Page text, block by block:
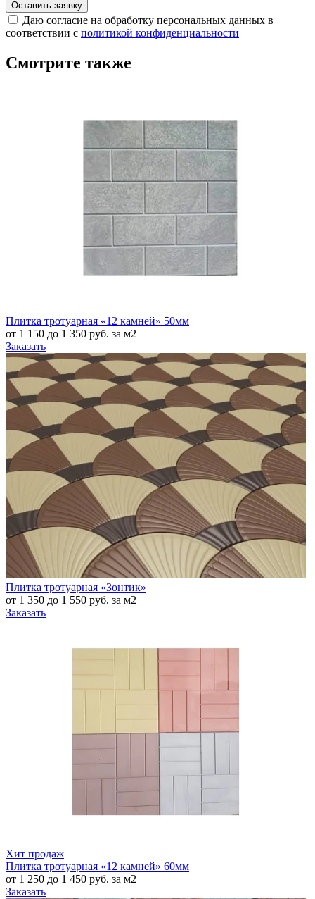
Оставить заявку
Даю согласие на обработку персональных данных в
соответствии с политикой конфиденциальности
Смотрите также
Плитка тротуарная «12 камней» 50мм
от 1 150 до 1 350 руб. за м2
Заказать
Плитка тротуарная «Зонтик»
от 1 350 до 1 550 руб. за м2
Заказать
Хит продаж
Плитка тротуарная «12 камней» 60мм
от 1 250 до 1 450 руб. за м2
Заказать